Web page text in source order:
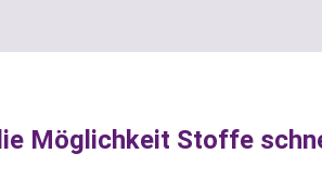
Möglichkeit Stoffe